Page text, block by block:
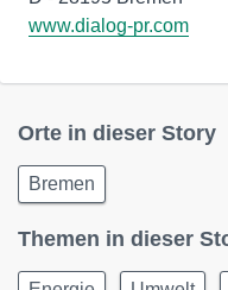
www.dialog-pr.com
Orte in dieser Story
Bremen
Themen in dieser